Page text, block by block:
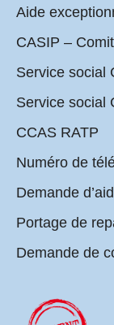
Aide
CASIP –
Service social
Service social
CCAS RATP
Numéro de
Demande
Portage de
Demande de